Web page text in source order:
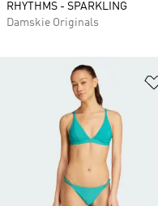
RHYTHMS - SPARKLING
Damskie Originals